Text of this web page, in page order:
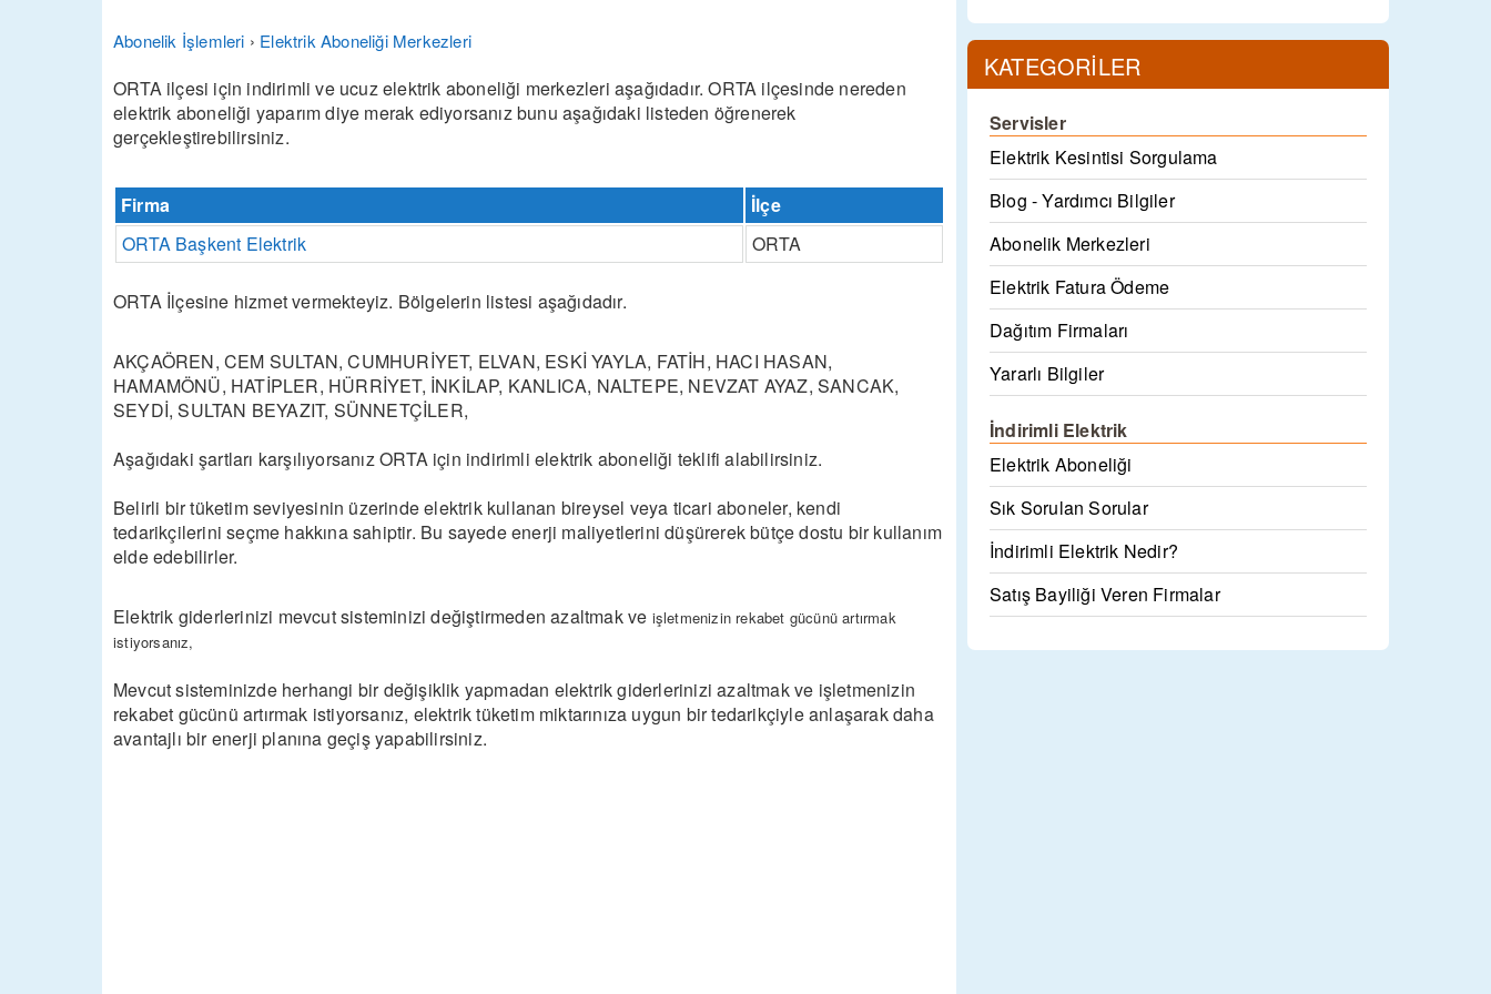
Abonelik İşlemleri › Elektrik Aboneliği Merkezleri
ORTA ilçesi için indirimli ve ucuz elektrik aboneliği merkezleri aşağıdadır. ORTA ilçesinde nereden
elektrik aboneliği yaparım diye merak ediyorsanız bunu aşağıdaki listeden öğrenerek
gerçekleştirebilirsiniz.
Firma
İlçe
ORTA Başkent Elektrik
ORTA
ORTA İlçesine hizmet vermekteyiz. Bölgelerin listesi aşağıdadır.
AKÇAÖREN, CEM SULTAN, CUMHURİYET, ELVAN, ESKİ YAYLA, FATİH, HACI HASAN,
HAMAMÖNÜ, HATİPLER, HÜRRİYET, İNKİLAP, KANLICA, NALTEPE, NEVZAT AYAZ, SANCAK,
SEYDİ, SULTAN BEYAZIT, SÜNNETÇİLER,
Aşağıdaki şartları karşılıyorsanız ORTA için indirimli elektrik aboneliği teklifi alabilirsiniz.
Belirli bir tüketim seviyesinin üzerinde elektrik kullanan bireysel veya ticari aboneler, kendi
tedarikçilerini seçme hakkına sahiptir. Bu sayede enerji maliyetlerini düşürerek bütçe dostu bir kullanım
elde edebilirler.
Elektrik giderlerinizi mevcut sisteminizi değiştirmeden azaltmak ve işletmenizin rekabet gücünü artırmak
istiyorsanız,
Mevcut sisteminizde herhangi bir değişiklik yapmadan elektrik giderlerinizi azaltmak ve işletmenizin
rekabet gücünü artırmak istiyorsanız, elektrik tüketim miktarınıza uygun bir tedarikçiyle anlaşarak daha
avantajlı bir enerji planına geçiş yapabilirsiniz.
KATEGORİLER
Servisler
Elektrik Kesintisi Sorgulama
Blog - Yardımcı Bilgiler
Abonelik Merkezleri
Elektrik Fatura Ödeme
Dağıtım Firmaları
Yararlı Bilgiler
İndirimli Elektrik
Elektrik Aboneliği
Sık Sorulan Sorular
İndirimli Elektrik Nedir?
Satış Bayiliği Veren Firmalar